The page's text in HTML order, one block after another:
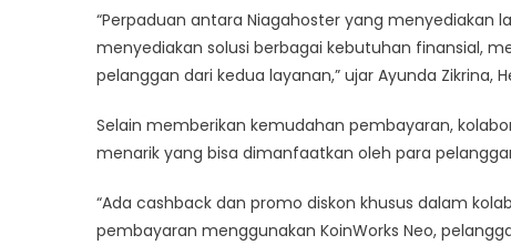
“Perpaduan antara Niagahoster yang menyediakan
menyediakan solusi berbagai kebutuhan finansial,
pelanggan dari kedua layanan,” ujar Ayunda
Selain memberikan kemudahan pembayaran,
menarik yang bisa dimanfaatkan oleh para
“Ada cashback dan promo diskon khusus dalam
pembayaran menggunakan KoinWorks Neo,